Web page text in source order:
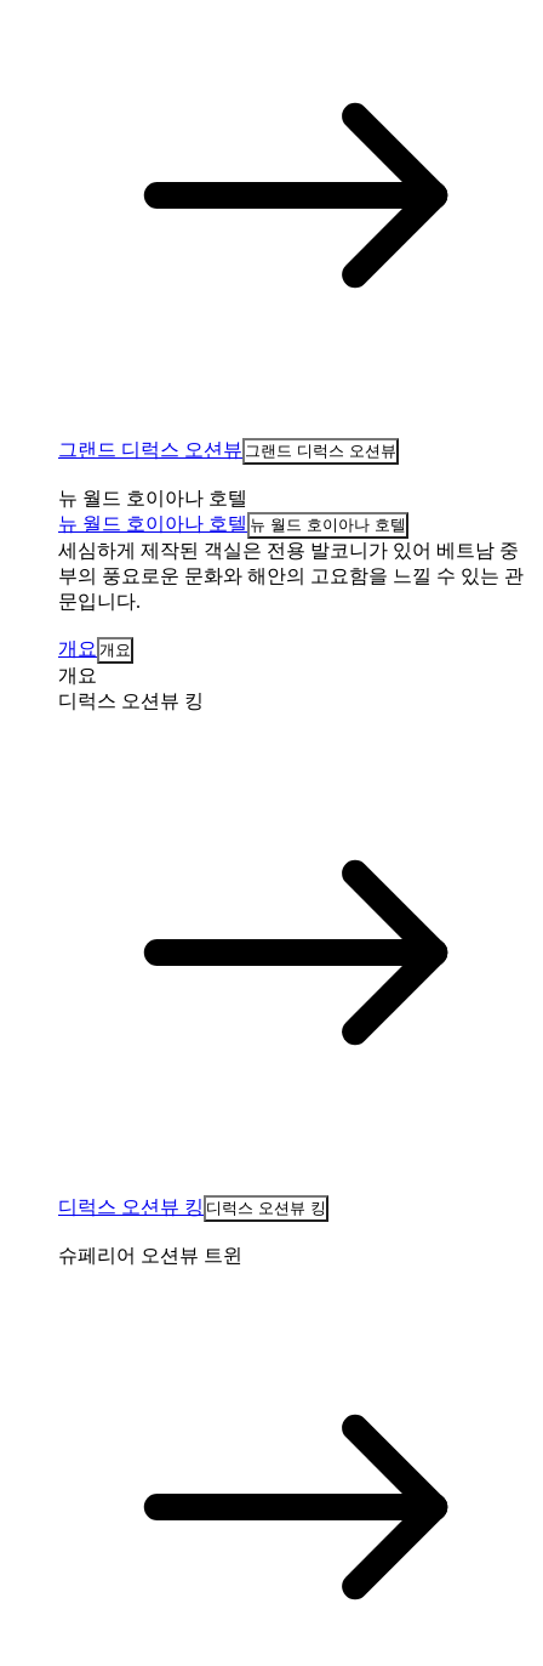
그랜드 디럭스 오션뷰 그랜드 디럭스 오션뷰
뉴 월드 호이아나 호텔
뉴 월드 호이아나 호텔 뉴 월드 호이아나 호텔
세심하게 제작된 객실은 전용 발코니가 있어 베트남 중
부의 풍요로운 문화와 해안의 고요함을 느낄 수 있는 관
문입니다.
개요 개요
개요
디럭스 오션뷰 킹
디럭스 오션뷰 킹 디럭스 오션뷰 킹
슈페리어 오션뷰 트윈